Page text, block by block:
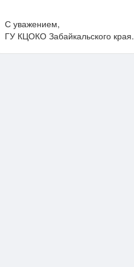
С уважением,
ГУ КЦОКО Забайкальского края.